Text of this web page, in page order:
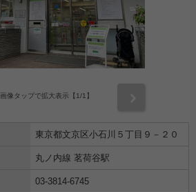
画像タップで拡大表示【 1/1】
東京都文京区小石川５丁目９－２０
丸ノ内線 茗荷谷駅
03-3814-6745